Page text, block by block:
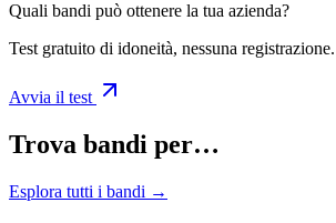
Quali bandi può ottenere la tua azienda?
Test gratuito di idoneità, nessuna registrazione.
Avvia il test
Trova bandi per…
Esplora tutti i bandi →